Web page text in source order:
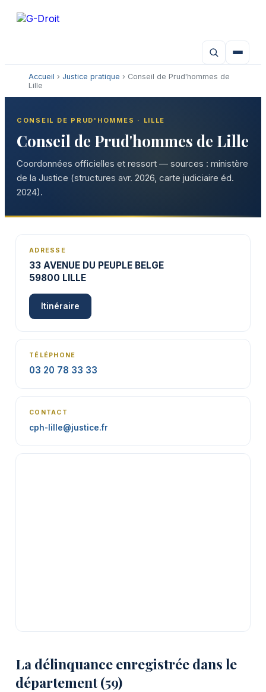
Accueil › Justice pratique › Conseil de Prud'hommes de
Lille
CONSEIL DE PRUD'HOMMES · LILLE
Conseil de Prud'hommes de Lille
Coordonnées officielles et ressort — sources : ministère
de la Justice (structures avr. 2026, carte judiciaire éd.
2024).
ADRESSE
33 AVENUE DU PEUPLE BELGE
59800 LILLE
Itinéraire
TÉLÉPHONE
03 20 78 33 33
CONTACT
cph-lille@justice.fr
La délinquance enregistrée dans le
département (59)